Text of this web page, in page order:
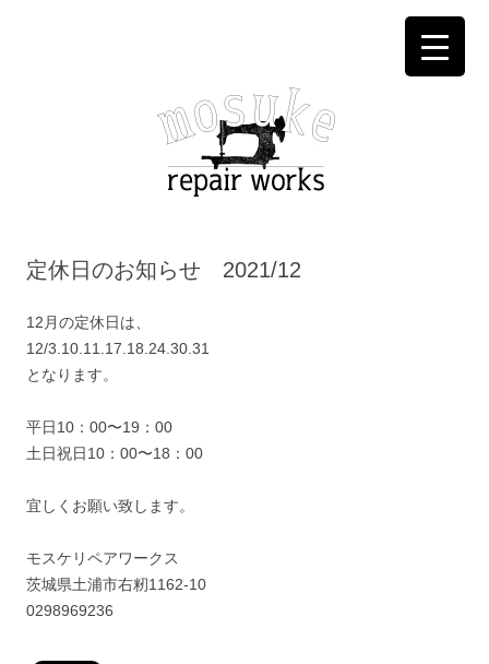
テ
定休日のお知らせ 2021/12
12月の定休日は、
12/3.10.11.17.18.24.30.31
となります。
平日10：00〜19：00
土日祝日10：00〜18：00
宜しくお願い致します。
モスケリペアワークス
茨城県土浦市右籾1162-10
0298969236